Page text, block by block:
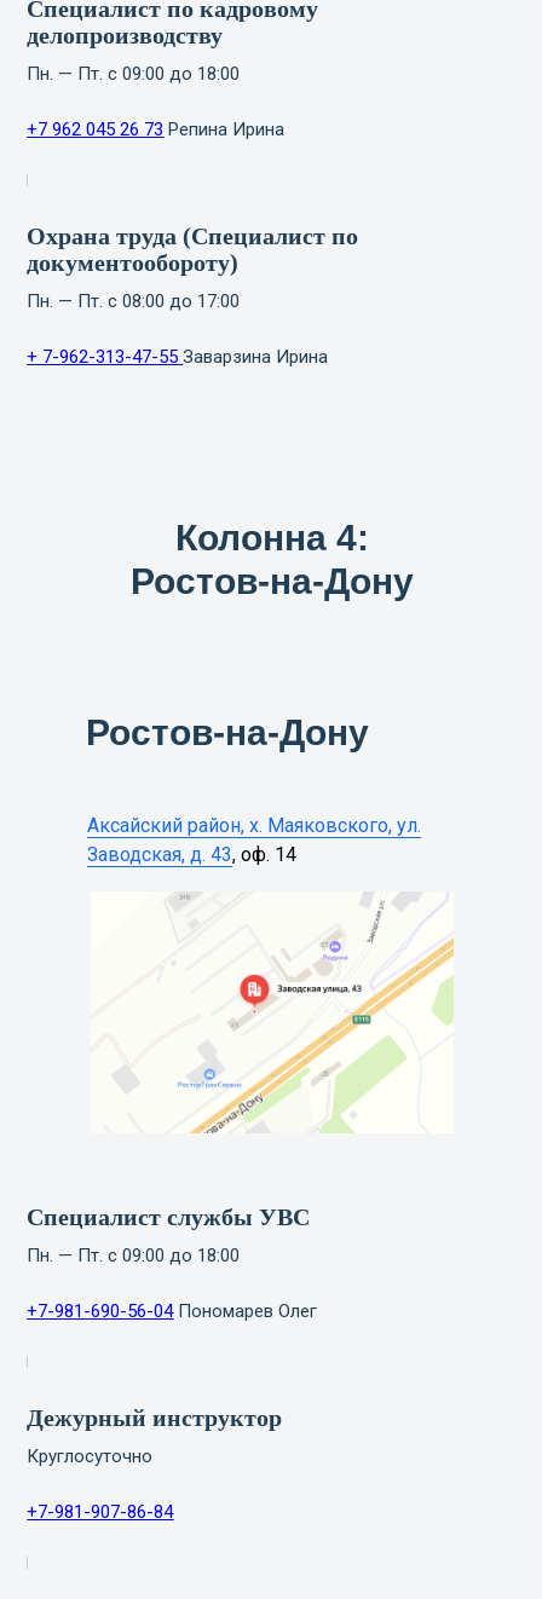
Специалист по кадровому
делопроизводству
Пн. — Пт. с 09:00 до 18:00
+7 962 045 26 73 Репина Ирина
Охрана труда (Специалист по
документообороту)
Пн. — Пт. с 08:00 до 17:00
+ 7-962-313-47-55 Заварзина Ирина
Колонна 4:
Ростов-на-Дону
Ростов-на-Дону
Аксайский район, х. Маяковского, ул.
Заводская, д. 43, оф. 14
Специалист службы УВС
Пн. — Пт. с 09:00 до 18:00
+7-981-690-56-04Пономарев Олег
Дежурный инструктор
Круглосуточно
+7-981-907-86-84